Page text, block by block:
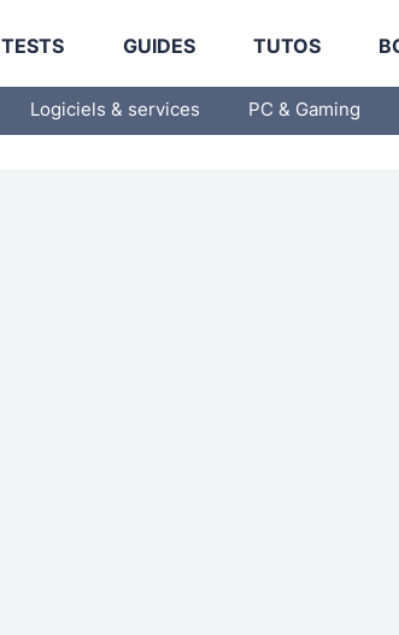
TESTS GUIDES TUTOS
Logiciels & services PC & Gaming